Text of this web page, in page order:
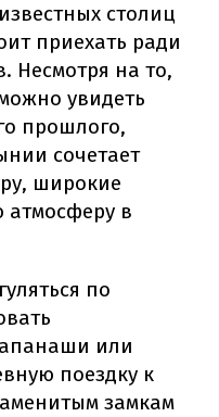
столиц
приехать ради
Несмотря на то,
увидеть
прошлого,
сочетает
широкие
в
по
или
поездку к
замкам